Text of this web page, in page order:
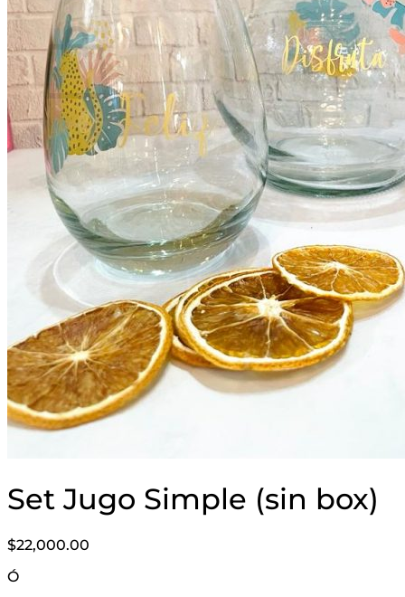
Carrito
No hay productos en el carrito.
Volver a la tienda
Set Jugo Simple (sin box)
$22,000.00
Ó